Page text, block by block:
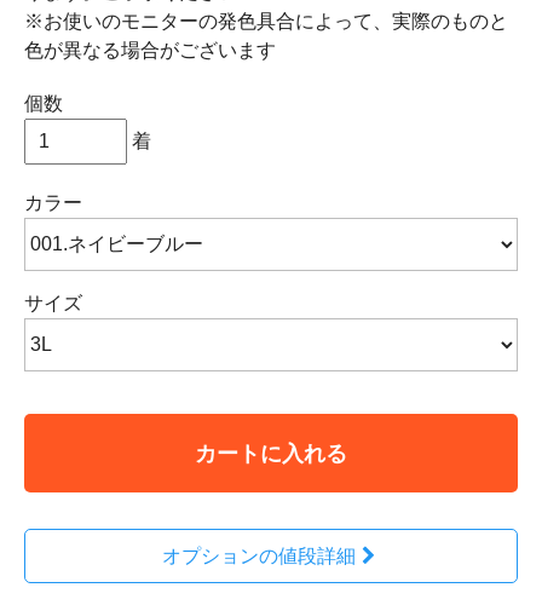
※お使いのモニターの発色具合によって、実際のものと
色が異なる場合がございます
個数
着
カラー
サイズ
カートに入れる
オプションの値段詳細